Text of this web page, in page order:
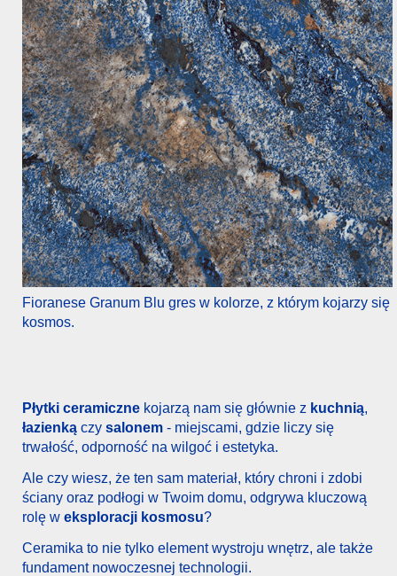
Fioranese Granum Blu gres w kolorze, z którym kojarzy się
kosmos.
Płytki ceramiczne kojarzą nam się głównie z kuchnią,
łazienką czy salonem - miejscami, gdzie liczy się
trwałość, odporność na wilgoć i estetyka.
Ale czy wiesz, że ten sam materiał, który chroni i zdobi
ściany oraz podłogi w Twoim domu, odgrywa kluczową
rolę w eksploracji kosmosu?
Ceramika to nie tylko element wystroju wnętrz, ale także
fundament nowoczesnej technologii.